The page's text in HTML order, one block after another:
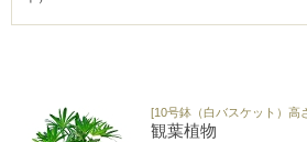
[10号鉢（白バスケット）高
観葉植物